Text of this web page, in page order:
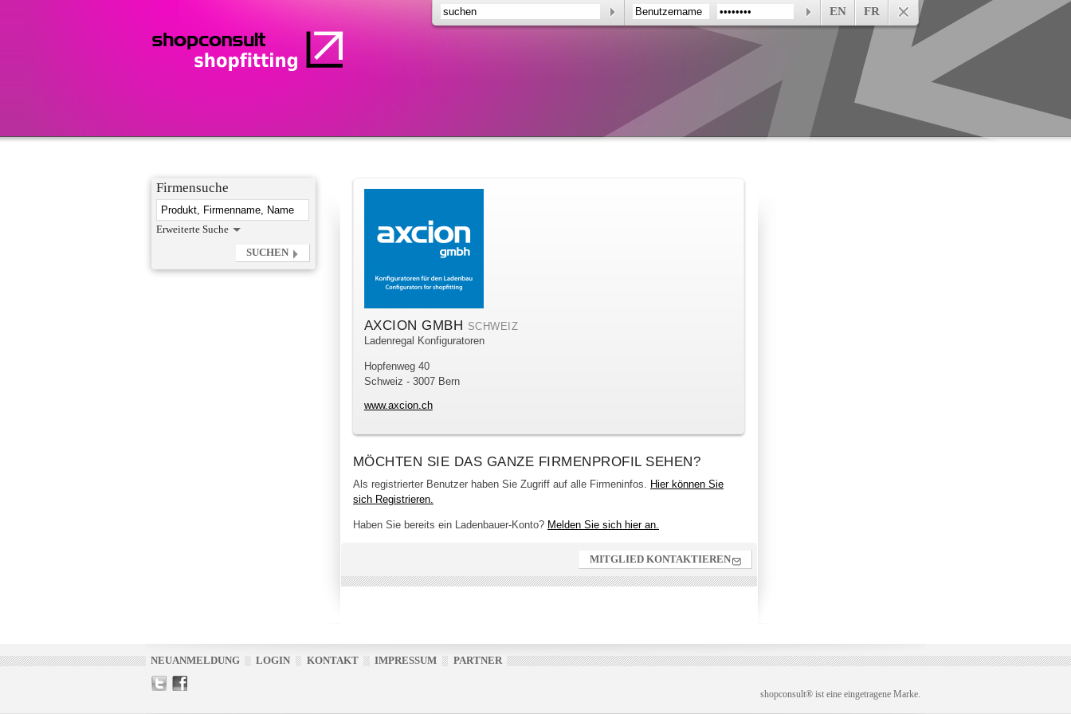
EN FR
Firmensuche
Erweiterte Suche
SUCHEN
AXCION GMBH SCHWEIZ
Ladenregal Konfiguratoren
Hopfenweg 40
Schweiz - 3007 Bern
www.axcion.ch
MÖCHTEN SIE DAS GANZE FIRMENPROFIL SEHEN?
Als registrierter Benutzer haben Sie Zugriff auf alle Firmeninfos. Hier können Sie
sich Registrieren.
Haben Sie bereits ein Ladenbauer-Konto? Melden Sie sich hier an.
MITGLIED KONTAKTIEREN
NEUANMELDUNG LOGIN KONTAKT IMPRESSUM PARTNER
shopconsult® ist eine eingetragene Marke.